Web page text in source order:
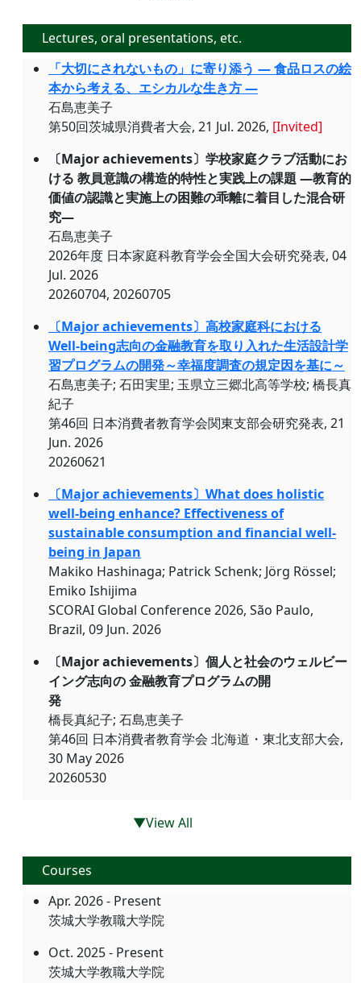
Lectures, oral presentations, etc.
「大切にされないもの」に寄り添う ― 食品ロスの絵
本から考える、エシカルな生き方 ―
石島恵美子
第50回茨城県消費者大会, 21 Jul. 2026, [Invited]
〔Major achievements〕学校家庭クラブ活動にお
ける 教員意識の構造的特性と実践上の課題 ―教育的
価値の認識と実施上の困難の乖離に着目した混合研
究―
石島恵美子
2026年度 日本家庭科教育学会全国大会研究発表, 04
Jul. 2026
20260704, 20260705
〔Major achievements〕高校家庭科における
Well-being志向の金融教育を取り入れた生活設計学
習プログラムの開発～幸福度調査の規定因を基に～
石島恵美子; 石田実里; 玉県立三郷北高等学校; 橋長真
紀子
第46回 日本消費者教育学会関東支部会研究発表, 21
Jun. 2026
20260621
〔Major achievements〕What does holistic
well-being enhance? Effectiveness of
sustainable consumption and financial well-
being in Japan
Makiko Hashinaga; Patrick Schenk; Jörg Rössel;
Emiko Ishijima
SCORAI Global Conference 2026, São Paulo,
Brazil, 09 Jun. 2026
〔Major achievements〕個人と社会のウェルビー
イング志向の 金融教育プログラムの開
発
橋長真紀子; 石島恵美子
第46回 日本消費者教育学会 北海道・東北支部大会,
30 May 2026
20260530
▼View All
Courses
Apr. 2026 - Present
茨城大学教職大学院
Oct. 2025 - Present
茨城大学教職大学院